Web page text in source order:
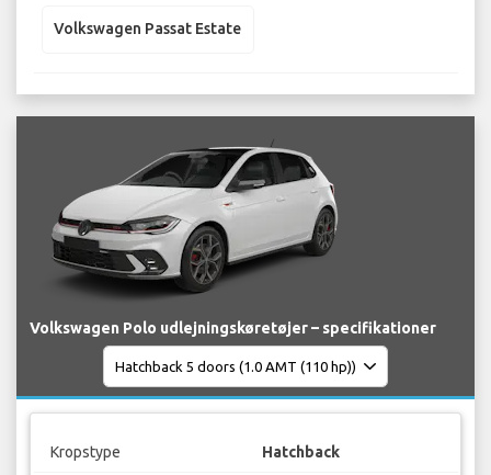
Volkswagen Passat Estate
Volkswagen Polo udlejningskøretøjer – specifikationer
Kropstype Hatchback